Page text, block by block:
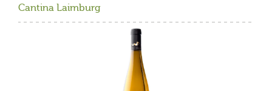
Cantina Laimburg